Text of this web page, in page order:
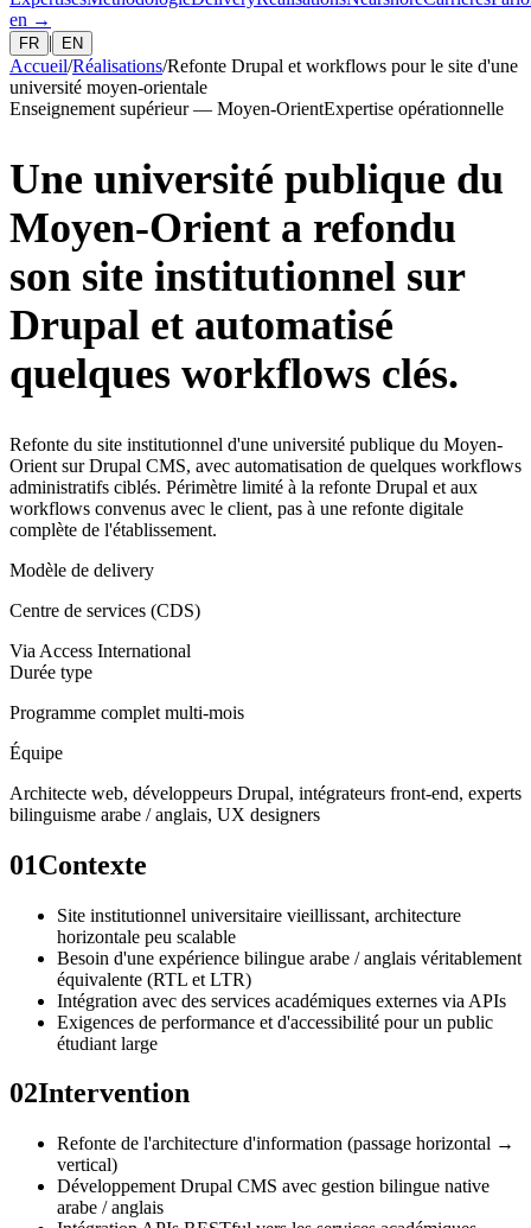
en →
FR | EN
Accueil/Réalisations/Refonte Drupal et workflows pour le site d'une
université moyen-orientale
Enseignement supérieur — Moyen-OrientExpertise opérationnelle
Une université publique du
Moyen-Orient a refondu
son site institutionnel sur
Drupal et automatisé
quelques workflows clés.
Refonte du site institutionnel d'une université publique du Moyen-
Orient sur Drupal CMS, avec automatisation de quelques workflows
administratifs ciblés. Périmètre limité à la refonte Drupal et aux
workflows convenus avec le client, pas à une refonte digitale
complète de l'établissement.
Modèle de delivery
Centre de services (CDS)
Via Access International
Durée type
Programme complet multi-mois
Équipe
Architecte web, développeurs Drupal, intégrateurs front-end, experts
bilinguisme arabe / anglais, UX designers
01Contexte
Site institutionnel universitaire vieillissant, architecture
horizontale peu scalable
Besoin d'une expérience bilingue arabe / anglais véritablement
équivalente (RTL et LTR)
Intégration avec des services académiques externes via APIs
Exigences de performance et d'accessibilité pour un public
étudiant large
02Intervention
Refonte de l'architecture d'information (passage horizontal →
vertical)
Développement Drupal CMS avec gestion bilingue native
arabe / anglais